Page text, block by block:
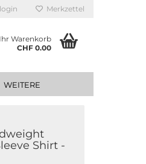
Merkzettel
Ihr Warenkorb
CHF 0.00
WEITERE
Shirt -